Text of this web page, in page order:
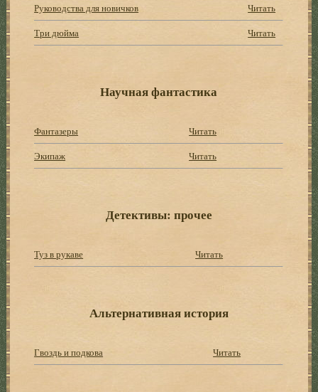
Руководства для новичков
Читать
Три дюйма
Читать
Научная фантастика
Фантазеры
Читать
Экипаж
Читать
Детективы: прочее
Туз в рукаве Читать
Альтернативная история
Гвоздь и подкова Читать